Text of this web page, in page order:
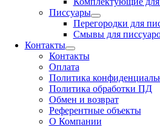
Писсуары
Перегородки для
Смывы для
Контакты
Контакты
Оплата
Политика
Политика обработки ПД
Обмен и возврат
Референтные объекты
О Компании